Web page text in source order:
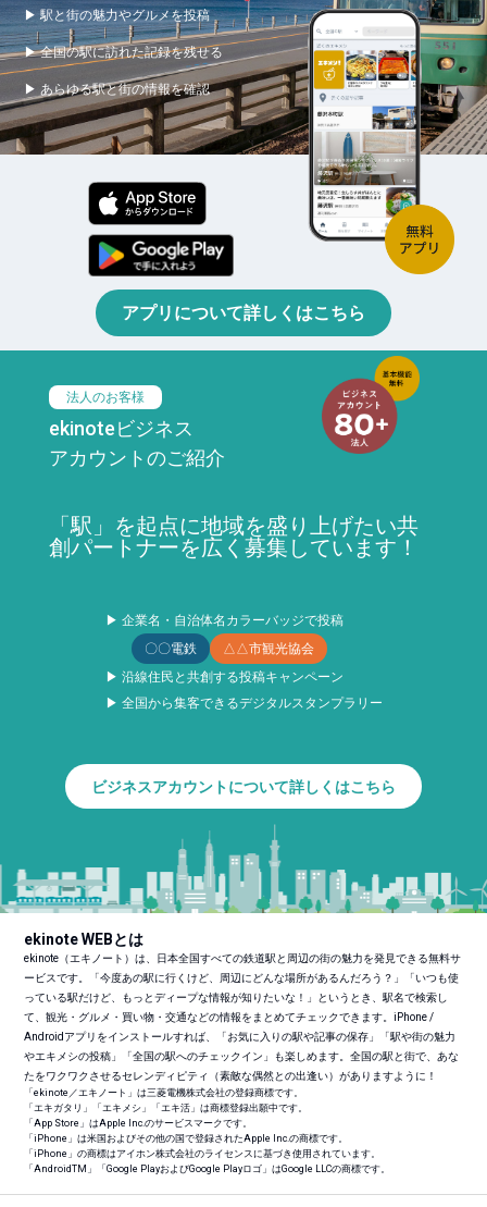
▶ 駅と街の魅力やグルメを投稿
▶ 全国の駅に訪れた記録を残せる
▶ あらゆる駅と街の情報を確認
アプリについて詳しくはこちら
法人のお客様
ekinoteビジネス
アカウントのご紹介
「駅」を起点に地域を盛り上げたい共
創パートナーを広く募集しています！
▶ 企業名・自治体名カラーバッジで投稿
〇〇電鉄
△△市観光協会
▶ 沿線住民と共創する投稿キャンペーン
▶ 全国から集客できるデジタルスタンプラリー
ビジネスアカウントについて詳しくはこちら
ekinote WEBとは
ekinote（エキノート）は、日本全国すべての鉄道駅と周辺の街の魅力を発見できる無料サ
ービスです。「今度あの駅に行くけど、周辺にどんな場所があるんだろう？」「いつも使
っている駅だけど、もっとディープな情報が知りたいな！」というとき、駅名で検索し
て、観光・グルメ・買い物・交通などの情報をまとめてチェックできます。iPhone /
Androidアプリをインストールすれば、「お気に入りの駅や記事の保存」「駅や街の魅力
やエキメシの投稿」「全国の駅へのチェックイン」も楽しめます。全国の駅と街で、あな
たをワクワクさせるセレンディピティ（素敵な偶然との出逢い）がありますように！
「ekinote／エキノート」は三菱電機株式会社の登録商標です。
「エキガタリ」「エキメシ」「エキ活」は商標登録出願中です。
「App Store」はApple Inc.のサービスマークです。
「iPhone」は米国およびその他の国で登録されたApple Inc.の商標です。
「iPhone」の商標はアイホン株式会社のライセンスに基づき使用されています。
「AndroidTM 」「Google PlayおよびGoogle Playロゴ」はGoogle LLCの商標です。